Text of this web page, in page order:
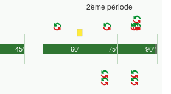
45'
2ème période
90'
60' 75' 1'